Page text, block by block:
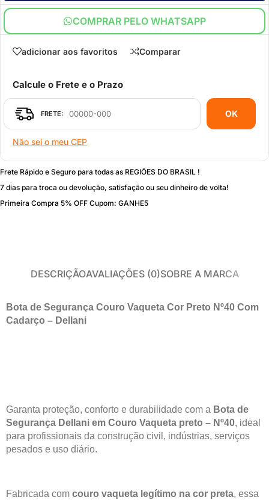
COMPRAR PELO WHATSAPP
adicionar aos favoritos Comparar
Calcule o Frete e o Prazo
OK
Não sei o meu CEP
Frete Rápido e Seguro para todas as REGIÕES DO BRASIL !
7 dias para troca ou devolução, satisfação ou seu dinheiro de volta!
Primeira Compra 5% OFF Cupom: GANHE5
DESCRIÇÃOAVALIAÇÕES (0)SOBRE A MARCA
Bota de Segurança Couro Vaqueta Cor Preto Nº40 Com
Cadarço – Dellani
Garanta proteção, conforto e durabilidade com a Bota de
Segurança Dellani em Couro Vaqueta preto – Nº40, ideal
para profissionais da construção civil, indústrias, serviços
pesados e uso diário.
Fabricada com couro vaqueta legítimo na cor preta, essa